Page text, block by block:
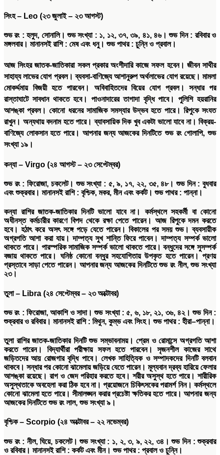
সিংহ– Leo (২৩ জুলাই– ২৩ আগস্ট)
শুভ রং: হলুদ, সোনালি।শুভ সংখ্যা: ১, ১২, ৩৭,৩৯, ৪১, ৪৬।শুভ দিন: রবিবার ও
মঙ্গলবার। মানানসই রাশি: মেষ এবং ধনু।শুভ পাথর: চুন্নি ও প্রবাল।
আজ সিংহর জাতক-জাতিকারা সকল প্রকার অংশীদারি কাজে সফল হবেন। জীবন সাথীর
সাহায্য লাভের যোগ প্রবল। ব্যবসা-বাণিজ্যে আশানুরুপ অর্থলাভের যোগ রয়েছে। মামলা
মোকর্দ্দমায় বিজয়ী হতে পারবেন। অবিবাহিতদের বিয়ের যোগ প্রবল। সন্ধার পর
রাস্তাঘাটে সাবধান থাকতে হবে। পাওনাদারের তাগাদা বৃদ্ধি পাবে। পুলিশি হয়রানির
আশঙ্কা প্রবল। কোনো ধরনের সামাজিক সমস্যার উদ্ভব হতে পারে। রিপুকে সংযত
রাখুন। অন্যথায় বদনাম হতে পারে। ব্যাবসায়িক দিক খুব একটা ভালো যাবে না। বিক্রয়-
বাণিজ্যে লোকসান হতে পারে। আপনার জন্য আজকের দিনটিতে শুভ রং গোলাপি, শুভ
সংখ্যা ১৯।
কন্যা– Virgo (২৪ আগস্ট– ২৩ সেপ্টেম্বর)
শুভ রং: ফিরোজা, চকলেট।শুভ সংখ্যা: ৫,৯, ১৭, ২২, ৩৫, ৪৮।শুভ দিন: বুধবার
এবং শুক্রবার। মানানসই রাশি: বৃশ্চিক, মকর, মীন এবং কর্কট।শুভ পাথর: পান্না।
কন্যা রাশির জাতক-জাতিকার দিনটি ভালো যাবে না। কর্মস্থলে সহকর্মী বা কোনো
অধীনস্ত কর্মচারীর কারণে বিপদ থেকে রক্ষা পেতে পারেন। আজ রিপুকে দমন করতে
হবে। হঠাৎ করে অসৎ সঙ্গে পড়ে যেতে পারেন। বিকালের পর সময় শুভ। ব্যবসায়ীক
অগ্রগতি আশা করা যায়। দাম্পত্য সুখ শান্তি ফিরে পাবেন। দাম্পত্য সম্পর্ক ভালো
থাকতে পারে। পারস্পরিক সামাজিক সম্পর্ক ভালো থাকতে পারে। বন্ধুদের সঙ্গে সুসম্পর্ক
বজায় থাকতে পারে। ঘনিষ্ঠ কোনো বন্ধুর সহযোগিতায় উপকৃত হতে পারেন। প্রণয়
প্রস্তাবে সাড়া পেতে পারেন। আপনার জন্য আজকের দিনটিতে শুভ রং নীল, শুভ সংখ্যা
২৩।
তুলা– Libra (২৪ সেপ্টেম্বর– ২৩ অক্টোবর)
শুভ রং: ফিরোজা,আকাশি ও সাদা।শুভ সংখ্যা: ৫, ৬, ১৮,২১, ৩৬, ৪২।শুভ দিন:
শুক্রবার ও রবিবার। মানানসই রাশি: মিথুন, কুম্ভ এবং সিংহ।শুভ পাথর: হীরা–পান্না।
তুলা রাশির জাতক-জাতিকার দিনটি শুভ সম্ভাবনাময়। প্রেম ও রোমান্সে অগ্রগতি আশা
করতে পারেন। বিদ্যার্থীরা পরীক্ষায় সফল হতে পারবেন। সৃজনশীল কাজের সাথে
জড়িতদের আয় রোজগার বৃদ্ধি পাবে। লেখক সাহিত্যিক ও সম্পাদকদের দিনটি বলবান
থাকবে। সন্ধার পর কোনো ঝামেলায় জড়িয়ে যেতে পারেন। মূল্যবান দ্রব্য হারিয়ে ফেলার
আশঙ্কা রয়েছে। রাগ ও জেদ পরিহার করতে হবে। শরীর অসুস্থ হতে পারে। শারীরিক
অসুস্থতাকে অবহেলা করা ঠিক হবে না। প্রয়োজনে চিকিৎসকের পরামর্শ নিন। কর্মস্থলে
কোনো ঝামেলা হতে পারে। সীমালঙ্ঘন করার প্রচেষ্টা ক্ষতিকর হতে পারে। আপনার জন্য
আজকের দিনটিতে শুভ রং লাল, শুভ সংখ্যা ৯।
বৃশ্চিক– Scorpio (২৪ অক্টোবর– ২২ নভেম্বর)
শুভ রং: নীল,ঘিয়ে, চকলেট।শুভ সংখ্যা: ১, ২,৩, ৯,২২, ৩৪।শুভ দিন: শুক্রবার
ও রবিবার। মানানসই রাশি: কর্কট এবং মীন।শুভ পাথর: প্রবাল ও চুন্নি।